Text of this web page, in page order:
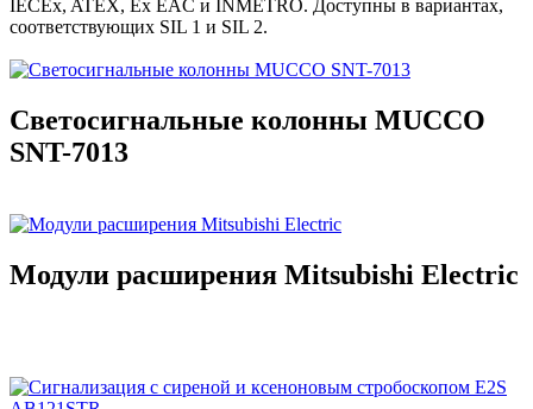
IECEx, ATEX, Ex EAC и INMETRO. Доступны в вариантах,
соответствующих SIL 1 и SIL 2.
Светосигнальные колонны MUCCO
SNT-7013
Модули расширения Mitsubishi Electric